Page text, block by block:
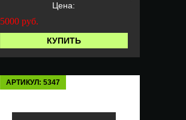
Цена:
5000 руб.
КУПИТЬ
АРТИКУЛ: 5347